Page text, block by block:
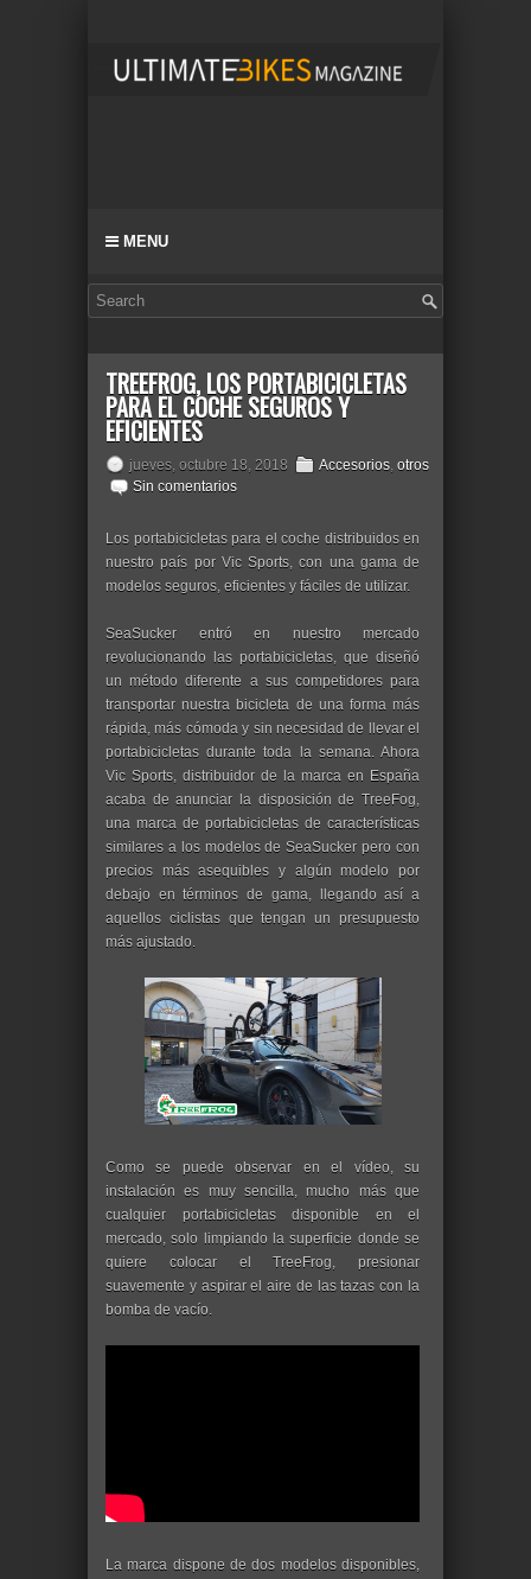
MENU
TREEFROG, LOS PORTABICICLETAS
PARA EL COCHE SEGUROS Y
EFICIENTES
jueves, octubre 18, 2018 Accesorios, otros
Sin comentarios
Los portabicicletas para el coche distribuidos en
nuestro país por Vic Sports, con una gama de
modelos seguros, eficientes y fáciles de utilizar.
SeaSucker entró en nuestro mercado
revolucionando las portabicicletas, que diseñó
un método diferente a sus competidores para
transportar nuestra bicicleta de una forma más
rápida, más cómoda y sin necesidad de llevar el
portabicicletas durante toda la semana. Ahora
Vic Sports, distribuidor de la marca en España
acaba de anunciar la disposición de TreeFog,
una marca de portabicicletas de características
similares a los modelos de SeaSucker pero con
precios más asequibles y algún modelo por
debajo en términos de gama, llegando así a
aquellos ciclistas que tengan un presupuesto
más ajustado.
Como se puede observar en el vídeo, su
instalación es muy sencilla, mucho más que
cualquier portabicicletas disponible en el
mercado, solo limpiando la superficie donde se
quiere colocar el TreeFrog, presionar
suavemente y aspirar el aire de las tazas con la
bomba de vacío.
La marca dispone de dos modelos disponibles,